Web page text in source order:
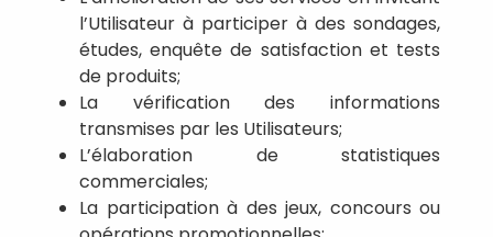
l’Utilisateur à participer à des sondages,
études, enquête de satisfaction et tests
de produits;
La vérification des informations
transmises par les Utilisateurs;
L’élaboration de statistiques
commerciales;
La participation à des jeux, concours ou